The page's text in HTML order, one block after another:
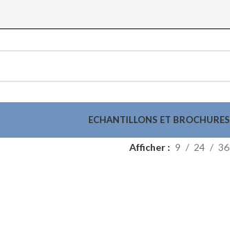
ECHANTILLONS ET BROCHURES
Afficher 9 24 36